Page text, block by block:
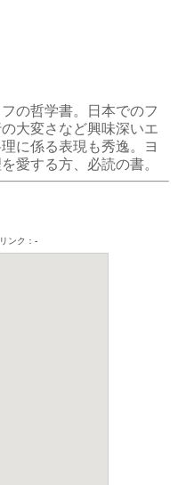
の哲学書。日本でのフ
大変さなど興味深いエ
に係る表現も秀逸。ヨ
愛する方、必読の書。